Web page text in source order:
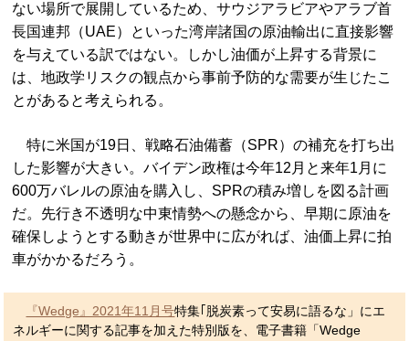
ない場所で展開しているため、サウジアラビアやアラブ首
長国連邦（UAE）といった湾岸諸国の原油輸出に直接影響
を与えている訳ではない。しかし油価が上昇する背景に
は、地政学リスクの観点から事前予防的な需要が生じたこ
とがあると考えられる。
特に米国が19日、戦略石油備蓄（SPR）の補充を打ち出
した影響が大きい。バイデン政権は今年12月と来年1月に
600万バレルの原油を購入し、SPRの積み増しを図る計画
だ。先行き不透明な中東情勢への懸念から、早期に原油を
確保しようとする動きが世界中に広がれば、油価上昇に拍
車がかかるだろう。
『Wedge』2021年11月号特集｢脱炭素って安易に語るな」にエ
ネルギーに関する記事を加えた特別版を、電子書籍「Wedge